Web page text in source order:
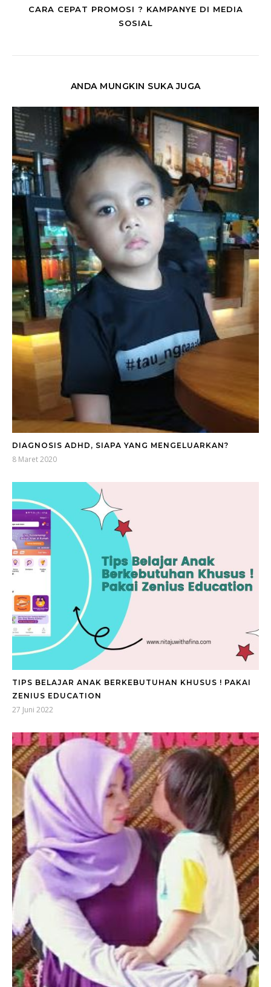
CARA CEPAT PROMOSI ? KAMPANYE DI MEDIA
SOSIAL
ANDA MUNGKIN SUKA JUGA
DIAGNOSIS ADHD, SIAPA YANG MENGELUARKAN?
8 Maret 2020
TIPS BELAJAR ANAK BERKEBUTUHAN KHUSUS ! PAKAI
ZENIUS EDUCATION
27 Juni 2022